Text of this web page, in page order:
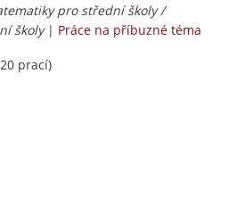
pro střední školy /
školy| Práce na příbuzné téma
prací)